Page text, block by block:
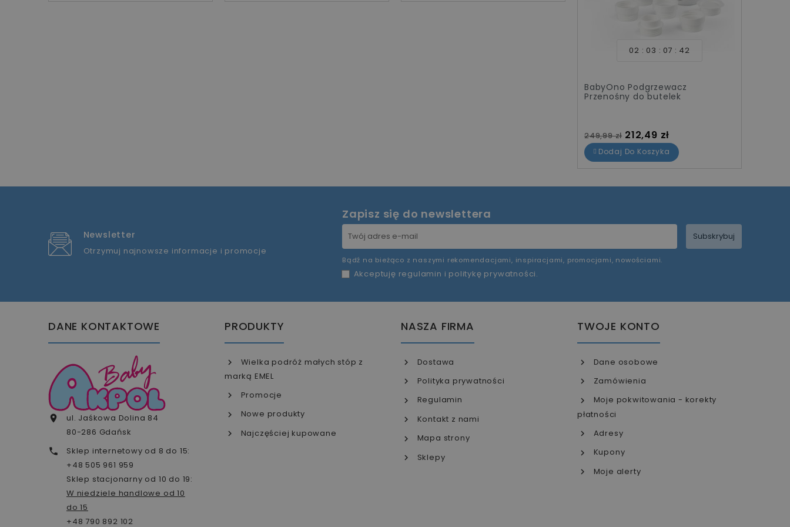
02 03 07 42
BabyOno Podgrzewacz
Przenośny do butelek
Cena standardowa
249,99 zł Cena
212,49 zł
Dodaj Do Koszyka
Newsletter
Otrzymuj najnowsze informacje i promocje
Zapisz się do newslettera
Subskrybuj
Bądź na bieżąco z naszymi rekomendacjami, inspiracjami, promocjami, nowościami.
Akceptuję regulamin i politykę prywatności.
DANE KONTAKTOWE

ul. Jaśkowa Dolina 84
80-286 Gdańsk

Sklep internetowy od 8 do 15:
+48 505 961 959
Sklep stacjonarny od 10 do 19:
W niedziele handlowe od 10
do 15
+48 790 892 102
PRODUKTY
Wielka podróż małych stóp z
marką EMEL
Promocje
Nowe produkty
Najczęściej kupowane
NASZA FIRMA
Dostawa
Polityka prywatności
Regulamin
Kontakt z nami
Mapa strony
Sklepy
TWOJE KONTO
Dane osobowe
Zamówienia
Moje pokwitowania - korekty
płatności
Adresy
Kupony
Moje alerty